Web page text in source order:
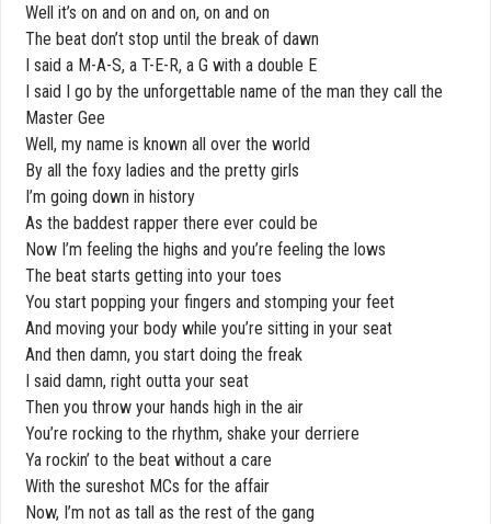
Well it’s on and on and on, on and on
The beat don’t stop until the break of dawn
I said a M-A-S, a T-E-R, a G with a double E
I said I go by the unforgettable name of the man they call the
Master Gee
Well, my name is known all over the world
By all the foxy ladies and the pretty girls
I’m going down in history
As the baddest rapper there ever could be
Now I’m feeling the highs and you’re feeling the lows
The beat starts getting into your toes
You start popping your fingers and stomping your feet
And moving your body while you’re sitting in your seat
And then damn, you start doing the freak
I said damn, right outta your seat
Then you throw your hands high in the air
You’re rocking to the rhythm, shake your derriere
Ya rockin’ to the beat without a care
With the sureshot MCs for the affair
Now, I’m not as tall as the rest of the gang